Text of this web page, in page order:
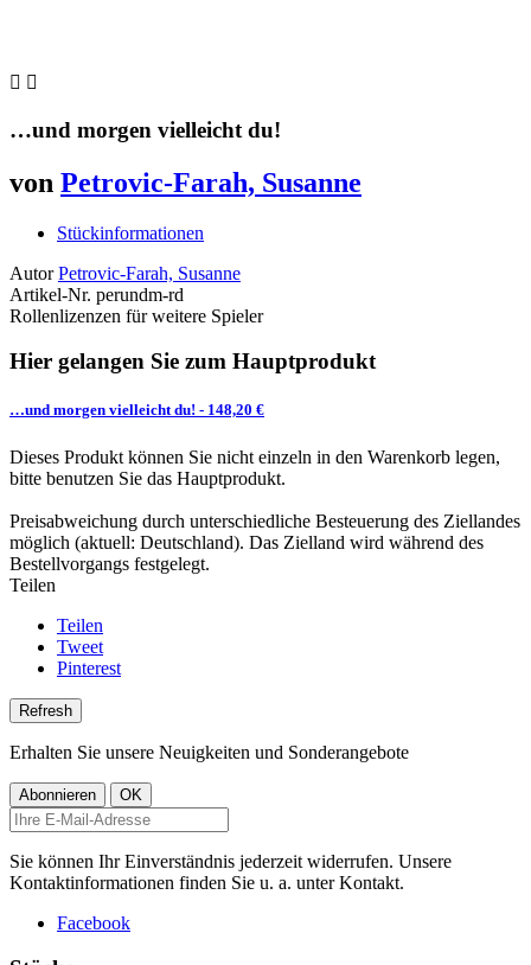
 
…und morgen vielleicht du!
von Petrovic-Farah, Susanne
Stückinformationen
Autor Petrovic-Farah, Susanne
Artikel-Nr. perundm-rd
Rollenlizenzen für weitere Spieler
Hier gelangen Sie zum Hauptprodukt
…und morgen vielleicht du! - 148,20 €
Dieses Produkt können Sie nicht einzeln in den Warenkorb legen,
bitte benutzen Sie das Hauptprodukt.
Preisabweichung durch unterschiedliche Besteuerung des Ziellandes
möglich (aktuell: Deutschland). Das Zielland wird während des
Bestellvorgangs festgelegt.
Teilen
Teilen
Tweet
Pinterest
Erhalten Sie unsere Neuigkeiten und Sonderangebote
Sie können Ihr Einverständnis jederzeit widerrufen. Unsere
Kontaktinformationen finden Sie u. a. unter Kontakt.
Facebook